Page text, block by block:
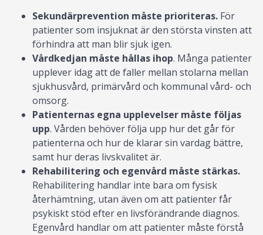
Sekundärprevention måste prioriteras. För
patienter som insjuknat är den största vinsten att
förhindra att man blir sjuk igen.
Vårdkedjan måste hållas ihop. Många patienter
upplever idag att de faller mellan stolarna mellan
sjukhusvård, primärvård och kommunal vård- och
omsorg.
Patienternas egna upplevelser måste följas
upp. Vården behöver följa upp hur det går för
patienterna och hur de klarar sin vardag bättre,
samt hur deras livskvalitet är.
Rehabilitering och egenvård måste stärkas.
Rehabilitering handlar inte bara om fysisk
återhämtning, utan även om att patienter får
psykiskt stöd efter en livsförändrande diagnos.
Egenvård handlar om att patienter måste förstå